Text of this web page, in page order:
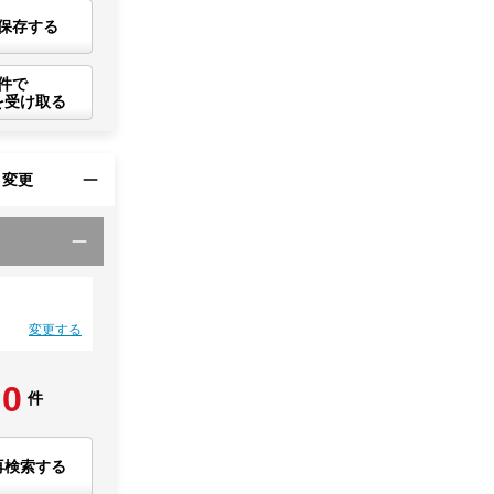
存する
で
受け取る
更
変更する
0 件
検索する